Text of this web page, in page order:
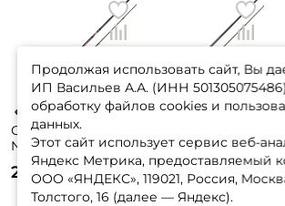
Спиннинг
Norstream Rooky
213см. 8-32гр.
142гр. fast / RKS-
702MMH
2 890 ₽
Pinpoint 215см. 1-
7гр. 90гр. fast /
PP712UL
2 850 ₽ 3
Продолжая использовать сайт, Вы
ИП Васильев А.А. (ИНН
обработку файлов cookies и
данных.
Этот сайт использует сервис веб-
Яндекс Метрика, предоставляемый
ООО «ЯНДЕКС», 119021, Россия,
Толстого, 16 (далее — Яндекс).